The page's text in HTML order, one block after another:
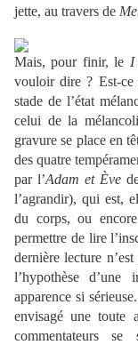
jette, au travers de
Mais, pour finir, le I
vouloir dire ? Est-ce
stade de l’état
celui de la
gravure se place en
des quatre
par l’Adam et Ève
l’agrandir), qui est,
du corps, ou
permettre de lire
dernière lecture
l’hypothèse d’une
apparence si
envisagé une toute
commentateurs se